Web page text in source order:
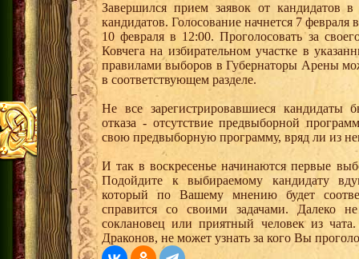
Завершился прием заявок от кандидатов
кандидатов. Голосование начнется 7
10 февраля в 12:00. Проголосовать за
Ковчега на избирательном участке в
правилами выборов в Губернаторы Арены
в соответствующем разделе.
Не все зарегистрировавшиеся
отказа - отсутствие предвыборной
свою предвыборную программу, вряд ли из
И так в воскресенье начинаются первые
Подойдите к выбираемому кандидату
который по Вашему мнению будет
справится со своими задачами. Далеко
соклановец или приятный человек из
Драконов, не может узнать за кого Вы